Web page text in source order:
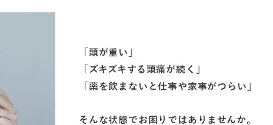
「頭が重い」
「ズキズキする頭痛が続く」
「薬を飲まないと仕事や家事がつらい」
そんな状態でお困りではありませんか。